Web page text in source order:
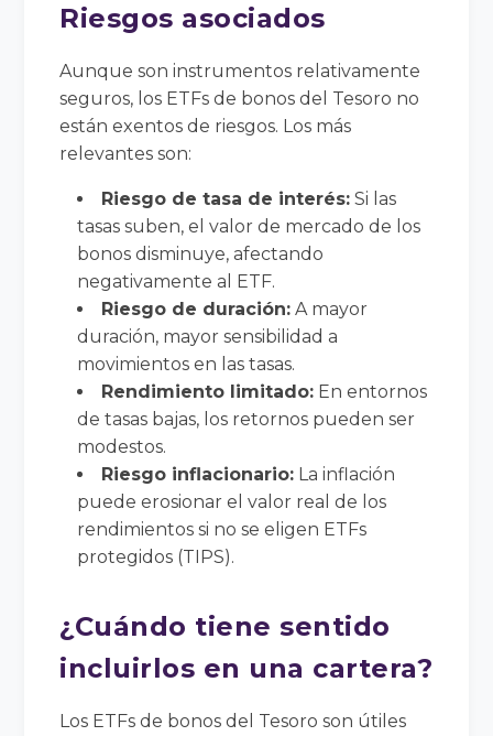
Riesgos asociados
Aunque son instrumentos relativamente
seguros, los ETFs de bonos del Tesoro no
están exentos de riesgos. Los más
relevantes son:
Riesgo de tasa de interés: Si las
tasas suben, el valor de mercado de los
bonos disminuye, afectando
negativamente al ETF.
Riesgo de duración: A mayor
duración, mayor sensibilidad a
movimientos en las tasas.
Rendimiento limitado: En entornos
de tasas bajas, los retornos pueden ser
modestos.
Riesgo inflacionario: La inflación
puede erosionar el valor real de los
rendimientos si no se eligen ETFs
protegidos (TIPS).
¿Cuándo tiene sentido
incluirlos en una cartera?
Los ETFs de bonos del Tesoro son útiles